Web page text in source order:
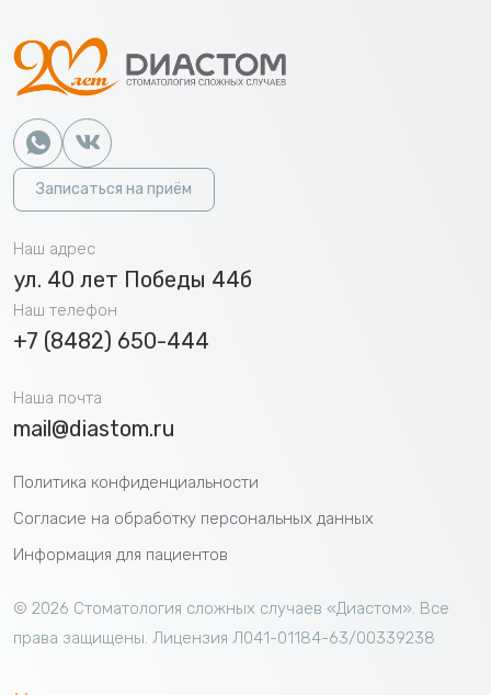
Записаться на приём
Наш адрес
ул. 40 лет Победы 44б
Наш телефон
+7 (8482) 650-444
Наша почта
mail@diastom.ru
Политика конфиденциальности
Согласие на обработку персональных данных
Информация для пациентов
© 2026 Cтоматология сложных случаев «Диастом». Все
права защищены. Лицензия Л041-01184-63/00339238